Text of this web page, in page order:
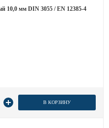
10,0 мм DIN 3055 / EN 12385-4
В КОРЗИНУ